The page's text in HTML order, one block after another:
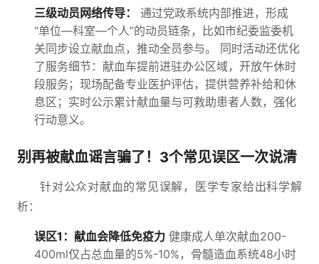
三级动员网络传导：
通过党政系统内部推进，形成
“单位—科室—个人”的动员链条，比如市纪委监委机
关同步设立献血点，推动全员参与。 同时活动还优化
了服务细节：献血车提前进驻办公区域，开放午休时
段服务；现场配备专业医护评估，提供营养补给和休
息区；实时公示累计献血量与可救助患者人数，强化
行动意义。
别再被献血谣言骗了！3个常见误区一次说清
针对公众对献血的常见误解，医学专家给出科学解
析：
误区1：献血会降低免疫力 健康成人单次献血200-
400ml仅占总血量的5%-10%，骨髓造血系统48小时